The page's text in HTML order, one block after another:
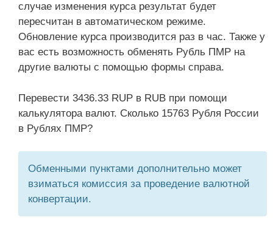
случае изменения курса результат будет
пересчитан в автоматическом режиме.
Обновление курса производится раз в час. Также у
вас есть возможность обменять Рубль ПМР на
другие валюты с помощью формы справа.
Перевести 3436.33 RUP в RUB при помощи
калькулятора валют. Сколько 15763 Рубля России
в Рублях ПМР?
Обменными пунктами дополнительно может
взиматься комиссия за проведение валютной
конвертации.